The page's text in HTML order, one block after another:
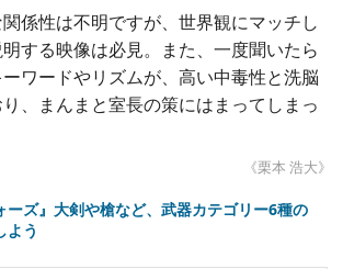
係性は不明ですが、世界観にマッチし
する映像は必見。また、一度聞いたら
ワードやリズムが、高い中毒性と洗脳
、まんまと室長の策にはまってしまっ
《栗本 浩大》
ーズ』大剣や槍など、武器カテゴリー6種の
よう